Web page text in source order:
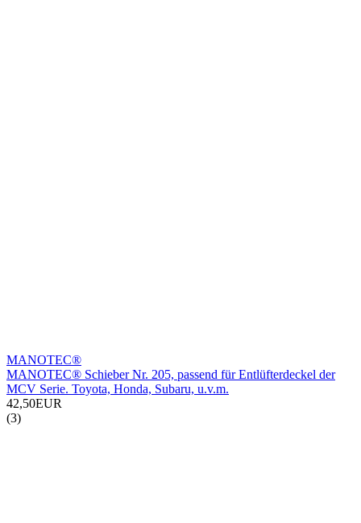
MANOTEC®
MANOTEC® Schieber Nr. 205, passend für Entlüfterdeckel der
MCV Serie. Toyota, Honda, Subaru, u.v.m.
42,50EUR
(3)